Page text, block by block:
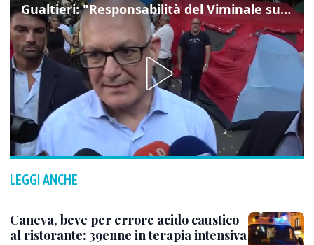
Gualtieri: "Responsabilità del Viminale su Spin Time? La posizione dei partiti è nota"
LEGGI ANCHE
Caneva, beve per errore acido caustico
al ristorante: 39enne in terapia intensiva